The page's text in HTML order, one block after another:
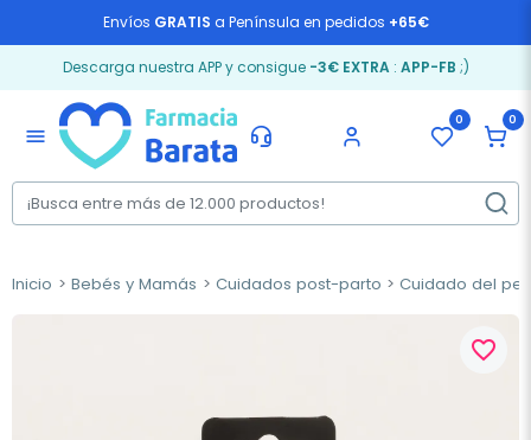
Envíos GRATIS a Península en pedidos +65€
Descarga nuestra APP y consigue -3€ EXTRA: APP-FB ;)
menu
0 0
Inicio Bebés y Mamás Cuidados post-parto Cuidado del
favorite_border